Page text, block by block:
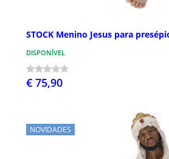
STOCK Menino Jesus para
DISPONÍVEL
€ 75,90
NOVIDADES